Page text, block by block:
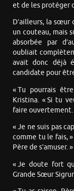
et de les protéger
D’ailleurs, la
un couteau, mais
absorbée par
oubliait
avait donc déjà
candidate pour
« Tu pourrais
Kristina. « Si tu
faire ouvertement.
« Je ne suis pas
comme tu le fais,
Père de s’amuser. »
« Je doute fort
Grande Sœur